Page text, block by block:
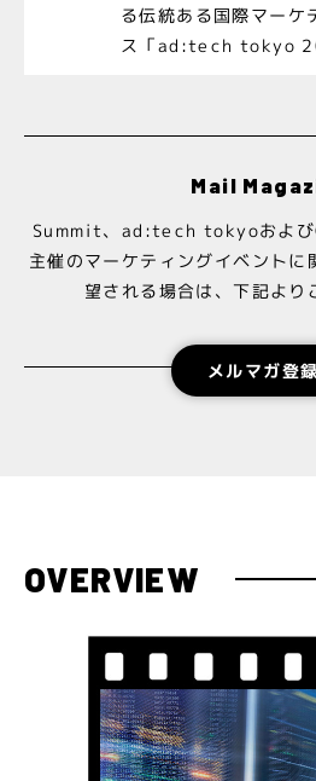
る伝統ある国際マーケ
ス「ad:tech tokyo
トップマーケターだけ
成功法則」』著者
が決定
第一弾 公式スピーカ
る伝統ある国際マーケ
2026」ダイヤモンド
１万6,000人が参加す
ス「ad:tech
ー募集開始／5月22日
お知らせ 2026/05/
Mail
Summit、ad:tech tokyoおよ
主催のマーケティングイベントに
望される場合は、下記より
メルマガ登録
OVERVIEW